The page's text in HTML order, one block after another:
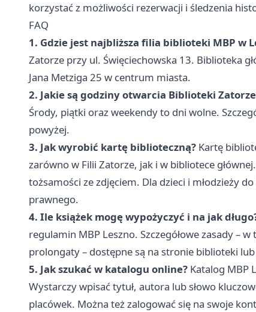
korzystać z możliwości rezerwacji i śledzenia
FAQ
1. Gdzie jest najbliższa filia biblioteki MBP w
Zatorze przy ul. Święciechowska 13. Biblioteka
Jana Metziga 25 w centrum miasta.
2. Jakie są godziny otwarcia Biblioteki
Środy, piątki oraz weekendy to dni wolne.
powyżej.
3. Jak wyrobić kartę biblioteczną? Kartę
zarówno w Filii Zatorze, jak i w bibliotece
tożsamości ze zdjęciem. Dla dzieci i młodzieży
prawnego.
4. Ile książek mogę wypożyczyć i na jak
regulamin MBP Leszno. Szczegółowe zasady –
prolongaty – dostępne są na stronie biblioteki
5. Jak szukać w katalogu online? Katalog MBP
Wystarczy wpisać tytuł, autora lub słowo
placówek. Można też zalogować się na swoje